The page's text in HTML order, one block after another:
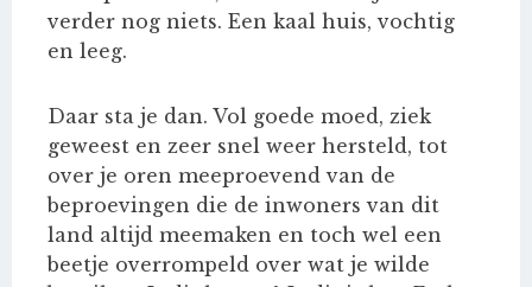
verder nog niets. Een kaal huis, vochtig
en leeg.
Daar sta je dan. Vol goede moed, ziek
geweest en zeer snel weer hersteld, tot
over je oren meeproevend van de
beproevingen die de inwoners van dit
land altijd meemaken en toch wel een
beetje overrompeld over wat je wilde